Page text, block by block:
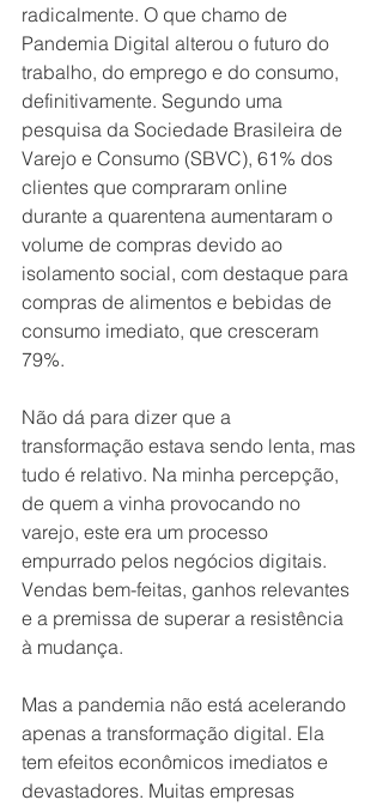
radicalmente. O que chamo de
Pandemia Digital alterou o futuro do
trabalho, do emprego e do consumo,
definitivamente. Segundo uma
pesquisa da Sociedade Brasileira de
Varejo e Consumo (SBVC), 61% dos
clientes que compraram online
durante a quarentena aumentaram o
volume de compras devido ao
isolamento social, com destaque para
compras de alimentos e bebidas de
consumo imediato, que cresceram
79%.
Não dá para dizer que a
transformação estava sendo lenta, mas
tudo é relativo. Na minha percepção,
de quem a vinha provocando no
varejo, este era um processo
empurrado pelos negócios digitais.
Vendas bem-feitas, ganhos relevantes
e a premissa de superar a resistência
à mudança.
Mas a pandemia não está acelerando
apenas a transformação digital. Ela
tem efeitos econômicos imediatos e
devastadores. Muitas empresas